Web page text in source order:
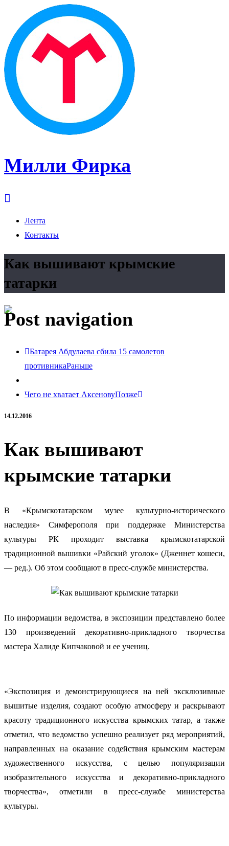
Милли Фирка
Лента
Контакты
Как вышивают крымские
татарки
Post navigation
Батарея Абдулаева сбила 15 самолетов
противникаРаньше
Чего не хватает АксеновуПозже
14.12.2016
Как вышивают
крымские татарки
В «Крымскотатарском музее культурно-исторического
наследия» Симферополя при поддержке Министерства
культуры РК проходит выставка крымскотатарской
традиционной вышивки «Райский уголок» (Дженнет кошеси,
— ред.). Об этом сообщают в пресс-службе министерства.
По информации ведомства, в экспозиции представлено более
130 произведений декоративно-прикладного творчества
мастера Халиде Кипчаковой и ее учениц.
«Экспозиция и демонстрирующиеся на ней эксклюзивные
вышитые изделия, создают особую атмосферу и раскрывают
красоту традиционного искусства крымских татар, а также
отметил, что ведомство успешно реализует ряд мероприятий,
направленных на оказание содействия крымским мастерам
художественного искусства, с целью популяризации
изобразительного искусства и декоративно-прикладного
творчества», отметили в пресс-службе министерства
культуры.